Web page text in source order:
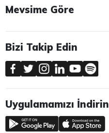
Mevsime Göre
Bizi Takip Edin
Uygulamamızı İndirin